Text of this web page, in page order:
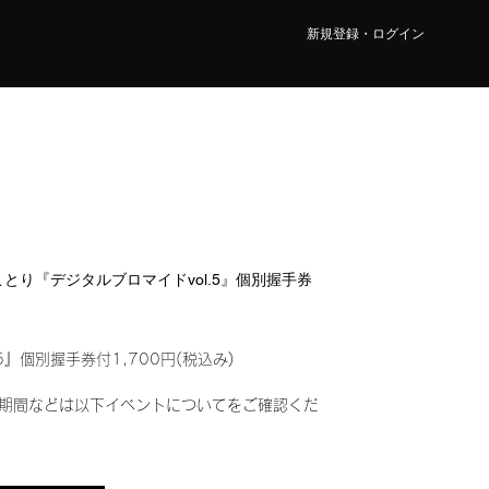
新規登録・ログイン
とり『デジタルブロマイドvol.5』個別握手券
』個別握手券付1,700円(税込み)
間などは以下イベントについてをご確認くだ